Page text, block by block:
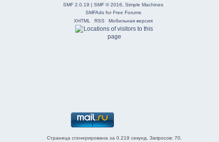
SMF 2.0.19 | SMF © 2016
Simple Machines
SMFAdsforFree Forums
XHTML
RSS Мобильная версия
Страница сгенерирована за 0.219 секунд. Запросов: 70.